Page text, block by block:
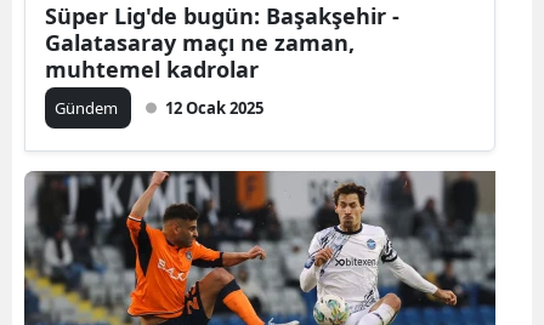
Süper Lig'de bugün: Başakşehir -
Galatasaray maçı ne zaman,
muhtemel kadrolar
Gündem 12 Ocak 2025